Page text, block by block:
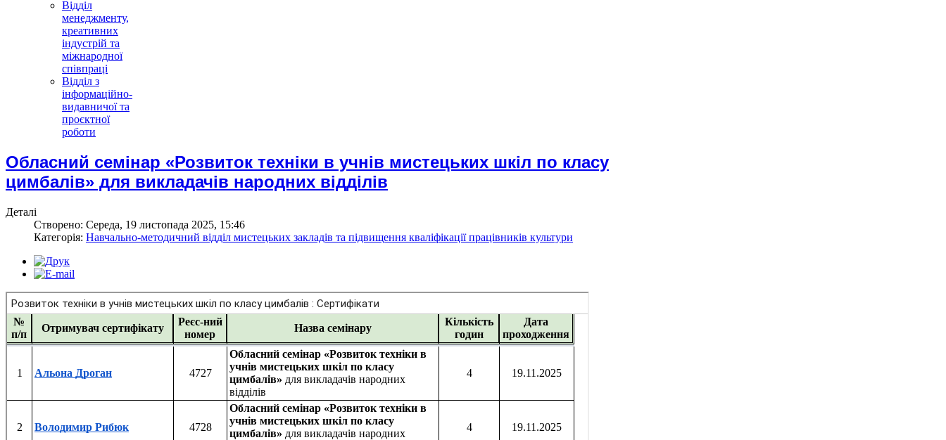
Відділ
менеджменту,
креативних
індустрій та
міжнародної
співпраці
Відділ з
інформаційно-
видавничої та
проєктної
роботи
Обласний семінар «Розвиток техніки в учнів мистецьких шкіл по класу
цимбалів» для викладачів народних відділів
Деталі
Створено: Середа, 19 листопада 2025, 15:46
Категорія: Навчально-методичний відділ мистецьких закладів та підвищення кваліфікації працівників культури